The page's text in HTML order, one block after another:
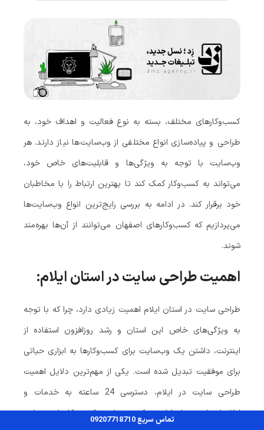
کسب‌وکارهای مختلف، بسته به نوع فعالیت و اهداف خود، به
طراحی و پیاده‌سازی انواع مختلفی از وب‌سایت‌ها نیاز دارند. هر
وب‌سایت با توجه به ویژگی‌ها و قابلیت‌های خاص خود،
می‌تواند به کسب‌وکار کمک کند تا بهترین ارتباط را با مخاطبان
خود برقرار کند. در ادامه به بررسی رایج‌ترین انواع وب‌سایت‌ها
می‌پردازیم که کسب‌وکارهای اصفهان می‌توانند از آن‌ها بهره‌مند
شوند.
اهمیت طراحی سایت در استان ایلام:
طراحی سایت در استان ایلام اهمیت زیادی دارد، چرا که با توجه
به ویژگی‌های خاص این استان و رشد روزافزون استفاده از
اینترنت، داشتن یک وب‌سایت برای کسب‌وکارها به ابزاری حیاتی
برای موفقیت تبدیل شده است. یکی از مهم‌ترین دلایل اهمیت
طراحی سایت در ایلام، دسترسی 24 ساعته به خدمات و
اطلاعات است. با طراحی یک وب‌سایت، کسب‌وکارها می‌توانند
تماس سریع 09207718710